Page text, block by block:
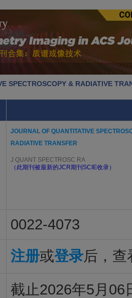
SPECTROSCOPY & RADIATIVE
JOURNAL OF QUANTITATIVE
RADIATIVE TRANSFER
J QUANT SPECTROSC RA
（此期刊被最新的JCR期刊SCIE收录）
0022-4073
注册或登录后，查
截止2026年5月06